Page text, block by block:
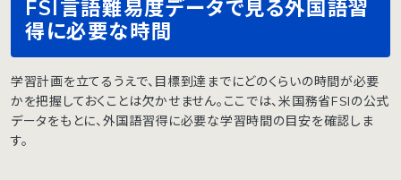
FSI言語難易度データで見る外国語習
得に必要な時間
学習計画を立てるうえで、目標到達までにどのくらいの時間が必要
かを把握しておくことは欠かせません。ここでは、米国務省FSIの公式
データをもとに、外国語習得に必要な学習時間の目安を確認しま
す。